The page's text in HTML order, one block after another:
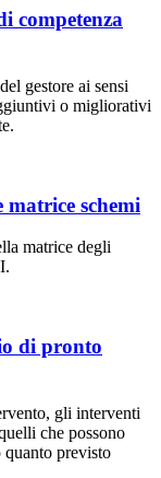
competenza
gestore ai sensi
o migliorativi
matrice schemi
matrice degli
di pronto
gli interventi
che possono
quanto previsto